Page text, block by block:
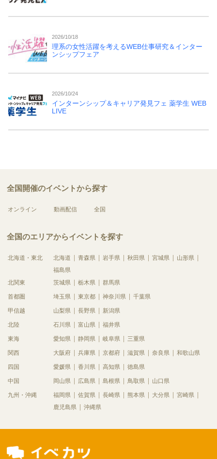
2026/10/18
理系の女性活躍を考えるWEB仕事研究＆インター
ンシップフェア
2026/10/24
インターンシップ＆キャリア発見フェ 薬学生 WEB
LIVE
全国開催のイベントから探す
オンライン 動画配信 全国
全国のエリアからイベントを探す
北海道・東北 北海道 青森県 岩手県 秋田県 宮城県
山形県
福島県
北関東
茨城県 栃木県 群馬県
首都圏 埼玉県 東京都 神奈川県 千葉県
甲信越 山梨県 長野県 新潟県
北陸 石川県 富山県 福井県
東海 愛知県 静岡県 岐阜県 三重県
関西 大阪府 兵庫県 京都府 滋賀県 奈良県 和歌山県
四国 愛媛県 香川県 高知県 徳島県
中国 岡山県 広島県 島根県 鳥取県 山口県
九州・沖縄 福岡県 佐賀県 長崎県 熊本県 大分県
宮崎県
鹿児島県
沖縄県